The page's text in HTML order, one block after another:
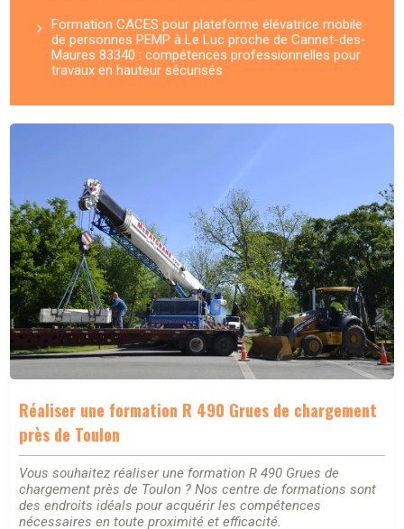
Formation CACES pour plateforme élévatrice mobile
de personnes PEMP à Le Luc proche de Cannet-des-
Maures 83340 : compétences professionnelles pour
travaux en hauteur sécurisés
Réaliser une formation R 490 Grues de chargement
près de Toulon
Vous souhaitez réaliser une formation R 490 Grues de
chargement près de Toulon ? Nos centre de formations sont
des endroits idéals pour acquérir les compétences
nécessaires en toute proximité et efficacité.